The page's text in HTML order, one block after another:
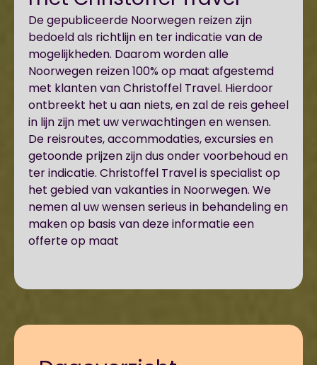
De gepubliceerde Noorwegen reizen zijn
bedoeld als richtlijn en ter indicatie van de
mogelijkheden. Daarom worden alle
Noorwegen reizen 100% op maat afgestemd
met klanten van Christoffel Travel. Hierdoor
ontbreekt het u aan niets, en zal de reis geheel
in lijn zijn met uw verwachtingen en wensen.
De reisroutes, accommodaties, excursies en
getoonde prijzen zijn dus onder voorbehoud en
ter indicatie. Christoffel Travel is specialist op
het gebied van vakanties in Noorwegen. We
nemen al uw wensen serieus in behandeling en
maken op basis van deze informatie een
offerte op maat